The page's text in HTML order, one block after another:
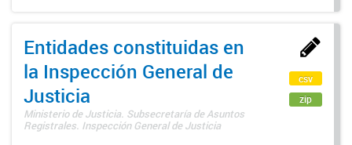
Entidades constituidas en
la Inspección General de
Justicia
Ministerio de Justicia. Subsecretaría de Asuntos
Registrales. Inspección General de Justicia
csv
zip